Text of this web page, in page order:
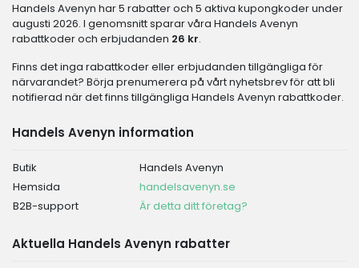
Handels Avenyn har 5 rabatter och 5 aktiva kupongkoder under
augusti 2026. I genomsnitt sparar våra Handels Avenyn
rabattkoder och erbjudanden 26 kr.
Finns det inga rabattkoder eller erbjudanden tillgängliga för
närvarandet? Börja prenumerera på vårt nyhetsbrev för att bli
notifierad när det finns tillgängliga Handels Avenyn rabattkoder.
Handels Avenyn information
Butik
Handels Avenyn
Hemsida
handelsavenyn.se
B2B-support
Är detta ditt företag?
Aktuella Handels Avenyn rabatter